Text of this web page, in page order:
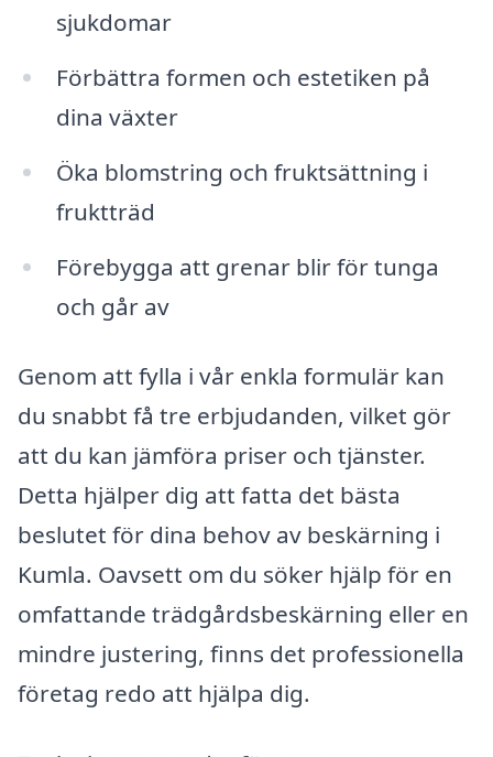
sjukdomar
Förbättra formen och estetiken på
dina växter
Öka blomstring och fruktsättning i
fruktträd
Förebygga att grenar blir för tunga
och går av
Genom att fylla i vår enkla formulär kan
du snabbt få tre erbjudanden, vilket gör
att du kan jämföra priser och tjänster.
Detta hjälper dig att fatta det bästa
beslutet för dina behov av beskärning i
Kumla. Oavsett om du söker hjälp för en
omfattande trädgårdsbeskärning eller en
mindre justering, finns det professionella
företag redo att hjälpa dig.